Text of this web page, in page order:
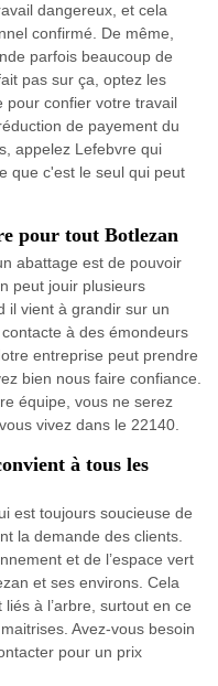
dangereux, et cela
confirmé. De même,
parfois beaucoup de
pas sur ça, optez les
pour confier votre travail
de payement du
appelez Lefebvre qui
que c'est le seul qui peut
pour tout Botlezan
abattage est de pouvoir
peut jouir plusieurs
il vient à grandir sur un
à des émondeurs
entreprise peut prendre
bien nous faire confiance.
équipe, vous ne serez
vivez dans le 22140.
à tous les
est toujours soucieuse de
la demande des clients.
et de l’espace vert
et ses environs. Cela
à l’arbre, surtout en ce
Avez-vous besoin
pour un prix